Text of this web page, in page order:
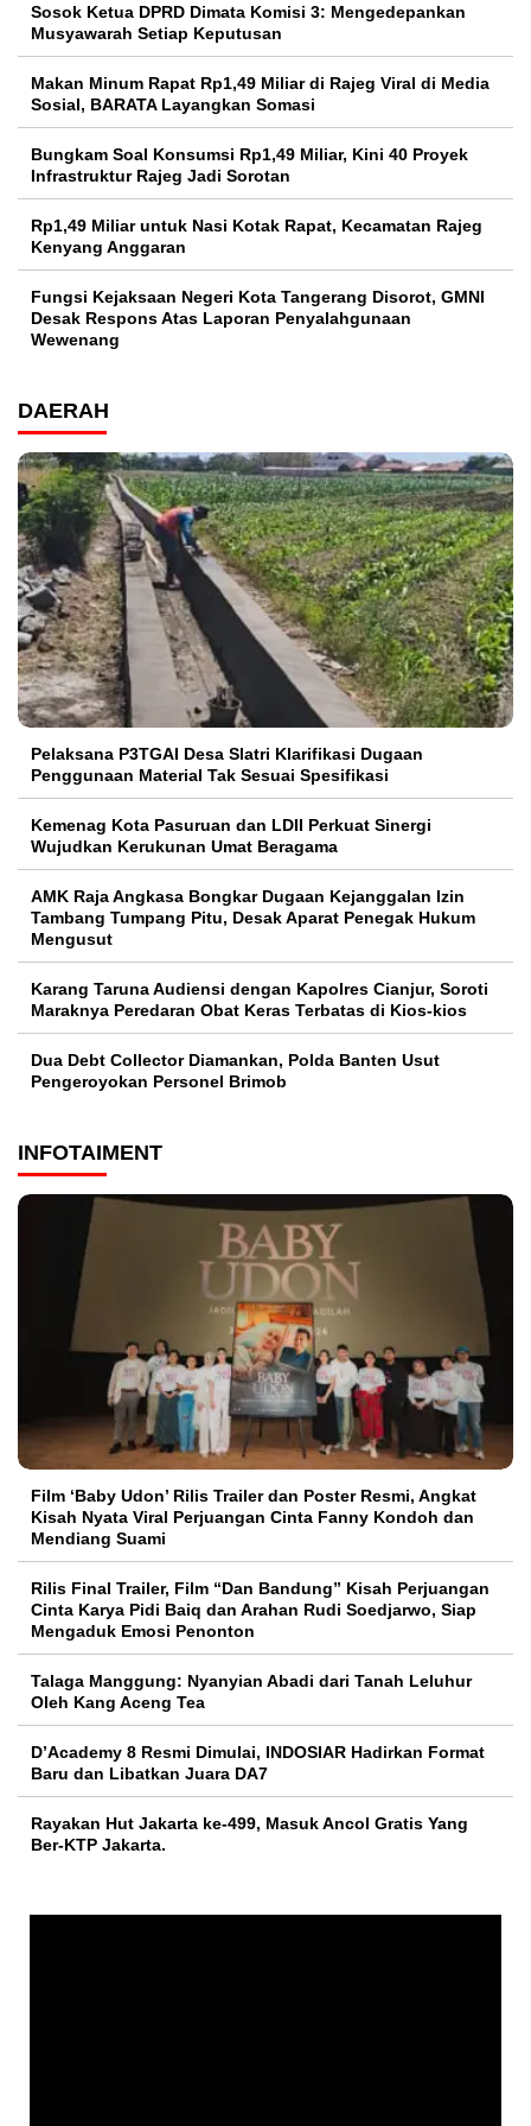
Sosok Ketua DPRD Dimata Komisi 3: Mengedepankan
Musyawarah Setiap Keputusan
Makan Minum Rapat Rp1,49 Miliar di Rajeg Viral di Media
Sosial, BARATA Layangkan Somasi
Bungkam Soal Konsumsi Rp1,49 Miliar, Kini 40 Proyek
Infrastruktur Rajeg Jadi Sorotan
Rp1,49 Miliar untuk Nasi Kotak Rapat, Kecamatan Rajeg
Kenyang Anggaran
Fungsi Kejaksaan Negeri Kota Tangerang Disorot, GMNI
Desak Respons Atas Laporan Penyalahgunaan
Wewenang
DAERAH
Pelaksana P3TGAI Desa Slatri Klarifikasi Dugaan
Penggunaan Material Tak Sesuai Spesifikasi
Kemenag Kota Pasuruan dan LDII Perkuat Sinergi
Wujudkan Kerukunan Umat Beragama
AMK Raja Angkasa Bongkar Dugaan Kejanggalan Izin
Tambang Tumpang Pitu, Desak Aparat Penegak Hukum
Mengusut
Karang Taruna Audiensi dengan Kapolres Cianjur, Soroti
Maraknya Peredaran Obat Keras Terbatas di Kios-kios
Dua Debt Collector Diamankan, Polda Banten Usut
Pengeroyokan Personel Brimob
INFOTAIMENT
Film ‘Baby Udon’ Rilis Trailer dan Poster Resmi, Angkat
Kisah Nyata Viral Perjuangan Cinta Fanny Kondoh dan
Mendiang Suami
Rilis Final Trailer, Film “Dan Bandung” Kisah Perjuangan
Cinta Karya Pidi Baiq dan Arahan Rudi Soedjarwo, Siap
Mengaduk Emosi Penonton
Talaga Manggung: Nyanyian Abadi dari Tanah Leluhur
Oleh Kang Aceng Tea
D’Academy 8 Resmi Dimulai, INDOSIAR Hadirkan Format
Baru dan Libatkan Juara DA7
Rayakan Hut Jakarta ke-499, Masuk Ancol Gratis Yang
Ber-KTP Jakarta.